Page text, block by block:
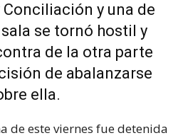
y una de
se tornó hostil y
de la otra parte
de abalanzarse
ella.
de este viernes fue detenida